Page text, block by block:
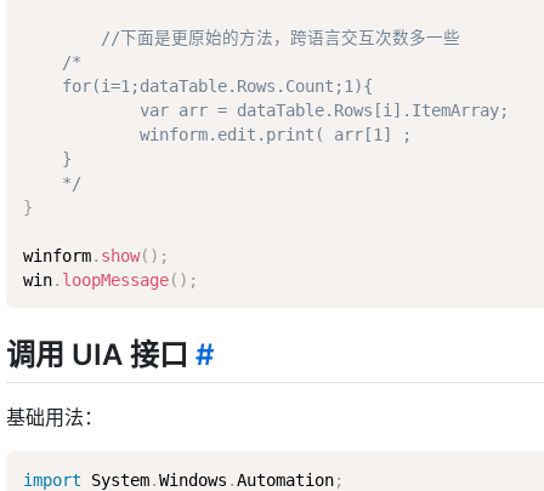
//下面是更原始的方法，跨语言交互次数多一些
/*
    for(i=1;dataTable.Rows.Count;1){
            var arr = dataTable.Rows[i].ItemArray;
            winform.edit.print( arr[1] ;
    }
    */
}
winform. show( ) ;
win. loopMessage( ) ;
调用 UIA 接口 #
基础用法：
import System.Windows .Automation;